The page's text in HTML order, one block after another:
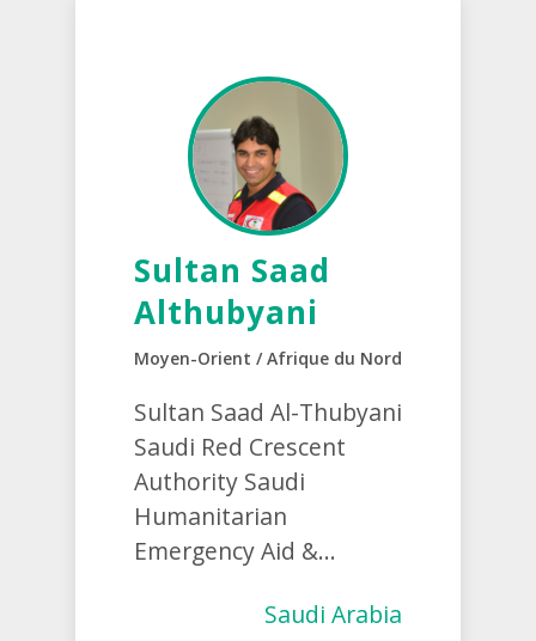
Sultan Saad
Althubyani
Moyen-Orient / Afrique du Nord
Sultan Saad Al-Thubyani
Saudi Red Crescent
Authority Saudi
Humanitarian
Emergency Aid &...
Saudi Arabia